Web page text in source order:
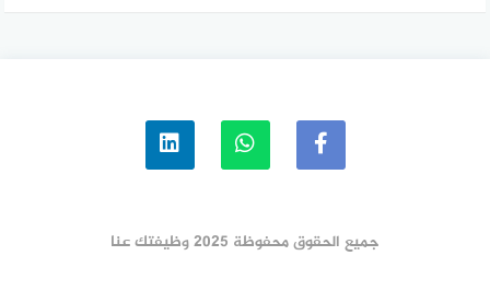
جميع الحقوق محفوظة 2025 وظيفتك عنا